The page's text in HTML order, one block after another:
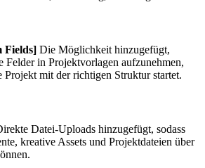
Fields] Die Möglichkeit hinzugefügt,
Felder in Projektvorlagen aufzunehmen,
Projekt mit der richtigen Struktur startet.
Datei-Uploads hinzugefügt, sodass
kreative Assets und Projektdateien über